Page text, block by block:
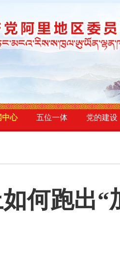
中心 五位一体 党的建设
何跑出